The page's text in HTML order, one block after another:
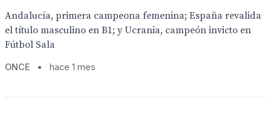
Andalucía, primera campeona femenina; España revalida
el título masculino en B1; y Ucrania, campeón invicto en
Fútbol Sala
ONCE • hace 1 mes